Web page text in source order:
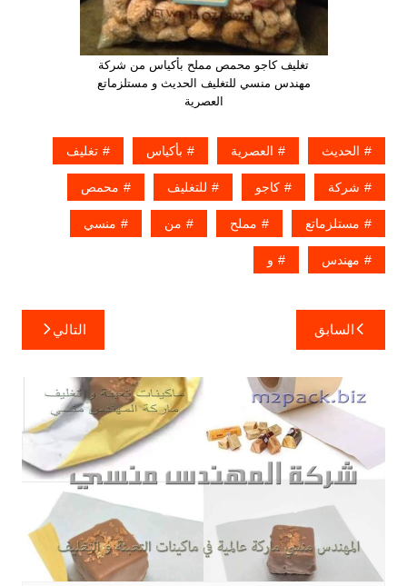
تغليف كاجو محمص مملح بأكياس من شركة
مهندس منسي للتغليف الحديث و مستلزماتع
العصرية
الحديث العصرية بأكياس تغليف
شركة كاجو للتغليف محمص
مستلزماتع مملح من منسي
مهندس و
تصفّح
المقالات
السابق التالي